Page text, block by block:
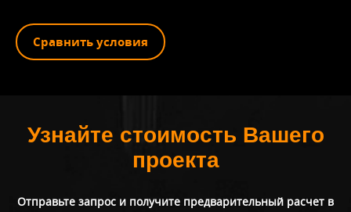
Сравнить условия
Узнайте стоимость Вашего
проекта
Отправьте запрос и получите предварительный расчет в